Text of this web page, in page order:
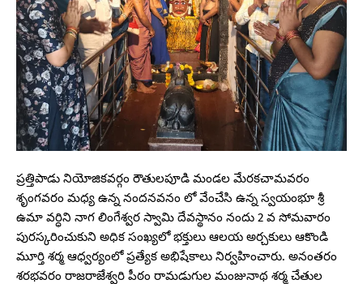
ప్రత్తిపాడు నియోజికవర్గం రౌతులపూడి మండల మేరకచామవరం
శృంగవరం మధ్య ఉన్న నందనవనం లో వేంచేసి ఉన్న స్వయంభూ శ్రీ
ఉమా వర్ధిని నాగ లింగేశ్వర స్వామి దేవస్థానం నందు 2 వ సోమవారం
పురస్కరించుకుని అధిక సంఖ్యలో భక్తులు ఆలయ అర్చకులు ఆకొండి
మూర్తి శర్మ ఆధ్వర్యంలో ప్రత్యేక అభిషేకాలు నిర్వహించారు. అనంతరం
శరభవరం రాజరాజేశ్వరి పీఠం రామడుగుల మంజునాథ శర్మ చేతుల